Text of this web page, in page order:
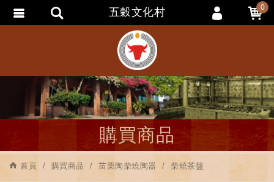
購買商品
首頁 購買商品 苗栗陶柴燒陶器 柴燒茶盤
五穀文化村 0
會員登入
會員註冊
忘記密碼
訂單查詢
追蹤清單
匯款通知